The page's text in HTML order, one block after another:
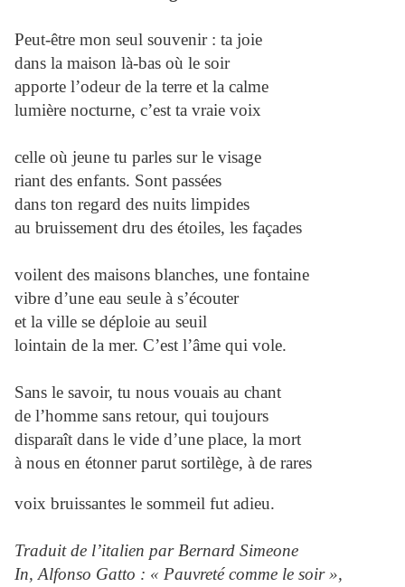
Peut-être mon seul souvenir : ta joie
dans la maison là-bas où le soir
apporte l’odeur de la terre et la calme
lumière nocturne, c’est ta vraie voix
celle où jeune tu parles sur le visage
riant des enfants. Sont passées
dans ton regard des nuits limpides
au bruissement dru des étoiles, les façades
voilent des maisons blanches, une fontaine
vibre d’une eau seule à s’écouter
et la ville se déploie au seuil
lointain de la mer. C’est l’âme qui vole.
Sans le savoir, tu nous vouais au chant
de l’homme sans retour, qui toujours
disparaît dans le vide d’une place, la mort
à nous en étonner parut sortilège, à de rares
voix bruissantes le sommeil fut adieu.
Traduit de l’italien par Bernard Simeone
In, Alfonso Gatto : « Pauvreté comme le soir »,